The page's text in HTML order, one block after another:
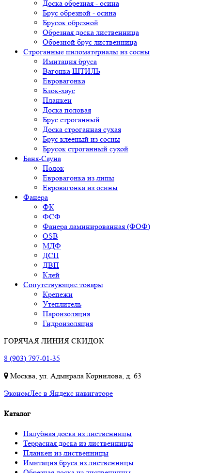
Доска обрезная - осина
Брус обрезной - осина
Брусок обрезной
Обрезная доска лиственница
Обрезной брус лиственница
Строганные пиломатериалы из сосны
Имитация бруса
Вагонка ШТИЛЬ
Евровагонка
Блок-хаус
Планкен
Доска половая
Брус строганный
Доска строганная сухая
Брус клееный из сосны
Брусок строганный сухой
Баня-Сауна
Полок
Евровагонка из липы
Евровагонка из осины
Фанера
ФК
ФСФ
Фанера ламинированная (ФОФ)
OSB
МДФ
ДСП
ДВП
Клей
Сопутствующие товары
Крепежи
Утеплитель
Пароизоляция
Гидроизоляция
ГОРЯЧАЯ ЛИНИЯ СКИДОК
8 (903) 797-01-35
Москва, ул. Адмирала Корнилова, д. 63
ЭкономЛес в Яндекс навигаторе
Каталог
Палубная доска из лиственницы
Террасная доска из лиственницы
Планкен из лиственницы
Имитация бруса из лиственницы